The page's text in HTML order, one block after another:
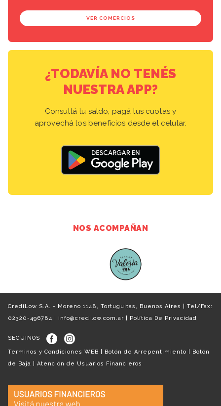
VER COMERCIOS
¿TODAVÍA NO TENÉS
NUESTRA APP?
Consultá tu saldo, pagá tus cuotas y
aprovechá los beneficios desde el celular.
NOS ACOMPAÑAN
CrediLow S.A. - Moreno 1148, Tortuguitas, Buenos Aires | Tel/Fax:
02320-496784 | info@credilow.com.ar Política De Privacidad
SEGUINOS
Terminos y Condiciones WEB Botón de Arrepentimiento
Botón
de Baja
Atención de Usuarios Financieros